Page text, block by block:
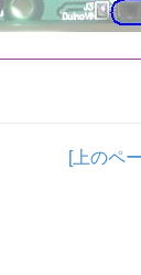
[上のペ